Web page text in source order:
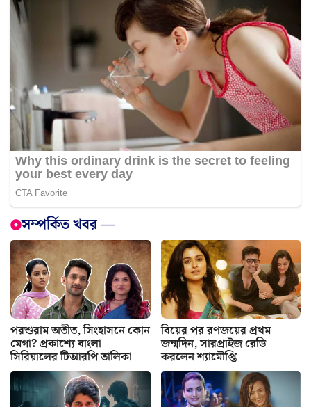
সম্পর্কিত খবর —
পরশুরাম অতীত, সিংহাসনে কোন
মেগা? প্রকাশ্যে বাংলা
সিরিয়ালের টিআরপি তালিকা
বিয়ের পর রণজয়ের প্রথম
জন্মদিন, সারপ্রাইজ রেডি
করলেন শ্যামৌপ্তি